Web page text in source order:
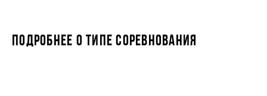
ПОДРОБНЕЕ О ТИПЕ СОРЕВНОВАНИЯ